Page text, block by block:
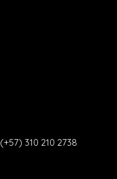
(+57) 310 210 2738